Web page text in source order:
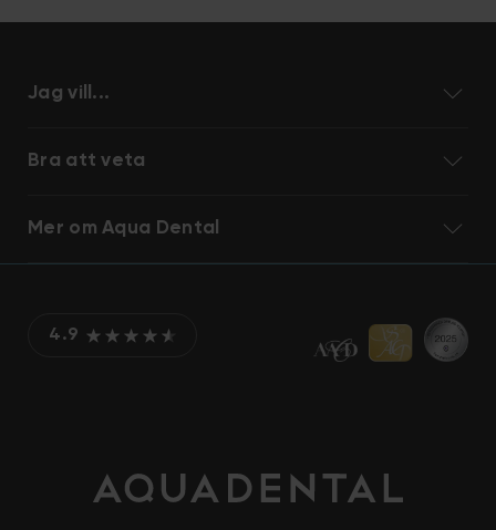
Jag vill...
Bra att veta
Mer om Aqua Dental
4.9